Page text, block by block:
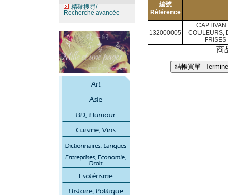
精確搜尋/
Recherche avancée
編號
Référence
132000005
COULEURS,
商